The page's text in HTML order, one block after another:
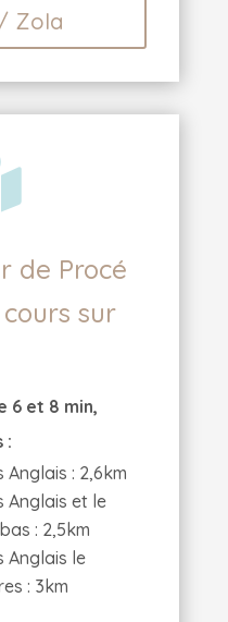
Zola
de Procé
sur
6 et 8 min,
:
: 2,6km
Anglais et le
: 2,5km
Anglais le
: 3km